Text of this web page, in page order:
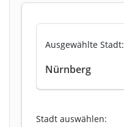
Ausgewählte Stadt:
Nürnberg
Stadt auswählen: